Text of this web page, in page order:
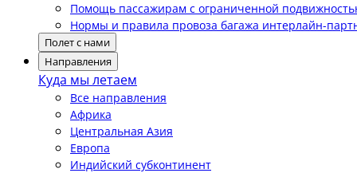
Помощь пассажирам с ограниченной
Нормы и правила провоза багажа интерлайн-
Полет с нами
Направления
Куда мы летаем
Все направления
Африка
Центральная Азия
Европа
Индийский субконтинент